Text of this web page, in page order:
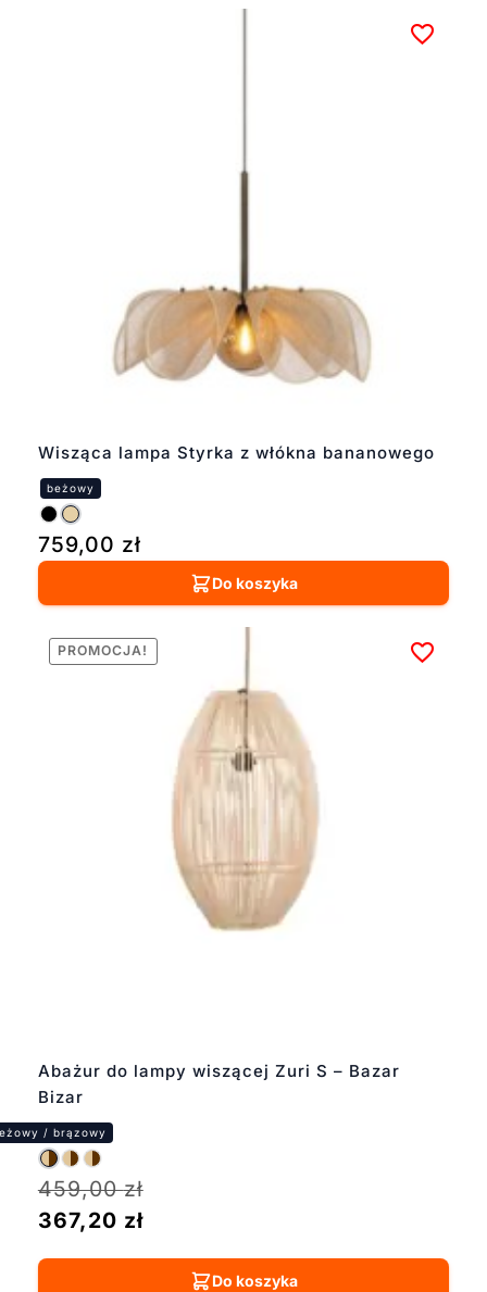
Wisząca lampa Styrka z włókna bananowego
759,00 zł
Do koszyka
Abażur do lampy wiszącej Zuri S – Bazar
Bizar
PROMOCJA!
459,00zł
367,20 zł
Do koszyka